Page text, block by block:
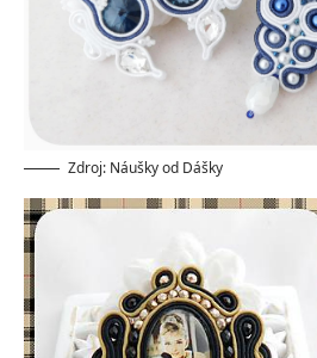
Zdroj: Náušky od Dášky